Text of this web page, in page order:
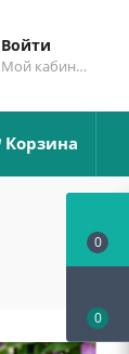
Войти
Мой кабинет
Корзина
0
0